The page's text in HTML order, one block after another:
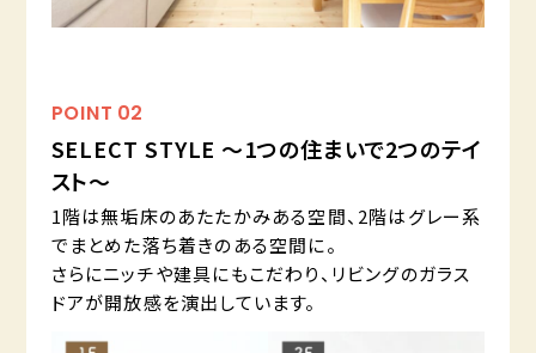
POINT 02
SELECT STYLE ～1つの住まいで2つのテイ
スト～
1階は無垢床のあたたかみある空間、2階はグレー系
でまとめた落ち着きのある空間に。
さらにニッチや建具にもこだわり、リビングのガラス
ドアが開放感を演出しています。